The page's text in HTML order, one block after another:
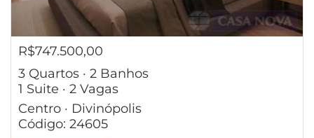
R$747.500,00
3 Quartos · 2 Banhos
1 Suite · 2 Vagas
Centro · Divinópolis
Código: 24605